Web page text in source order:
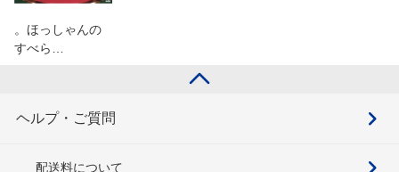
。ほっしゃんの
すべら…
ヘルプ・ご質問
配送料について